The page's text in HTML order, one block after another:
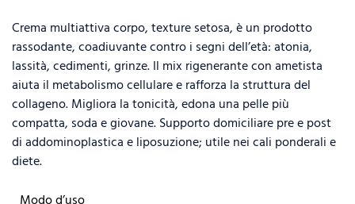
Crema multiattiva corpo, texture setosa, è un prodotto
rassodante, coadiuvante contro i segni dell’età: atonia,
lassità, cedimenti, grinze. Il mix rigenerante con ametista
aiuta il metabolismo cellulare e rafforza la struttura del
collageno. Migliora la tonicità, edona una pelle più
compatta, soda e giovane. Supporto domiciliare pre e post
di addominoplastica e liposuzione; utile nei cali ponderali e
diete.